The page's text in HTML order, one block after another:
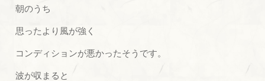
朝のうち
思ったより風が強く
コンディションが悪かったそうです。
波が収まると